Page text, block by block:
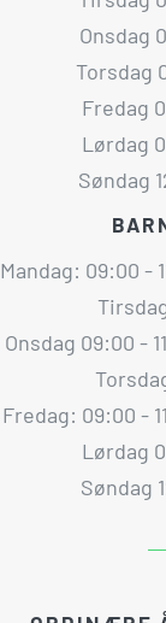
Onsdag
Torsdag
Fredag
Lørdag
Søndag
Mandag: 09:00 -
Onsdag 09:00 -
Fredag: 09:00 -
Lørdag
Søndag